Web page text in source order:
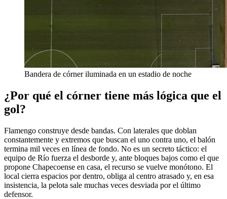
Bandera de córner iluminada en un estadio de noche
¿Por qué el córner tiene más lógica que el
gol?
Flamengo construye desde bandas. Con laterales que doblan
constantemente y extremos que buscan el uno contra uno, el balón
termina mil veces en línea de fondo. No es un secreto táctico: el
equipo de Río fuerza el desborde y, ante bloques bajos como el que
propone Chapecoense en casa, el recurso se vuelve monótono. El
local cierra espacios por dentro, obliga al centro atrasado y, en esa
insistencia, la pelota sale muchas veces desviada por el último
defensor.